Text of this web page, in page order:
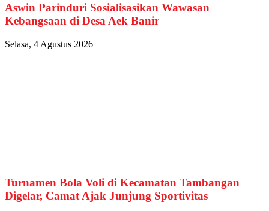
Aswin Parinduri Sosialisasikan Wawasan
Kebangsaan di Desa Aek Banir
Selasa, 4 Agustus 2026
Turnamen Bola Voli di Kecamatan Tambangan
Digelar, Camat Ajak Junjung Sportivitas